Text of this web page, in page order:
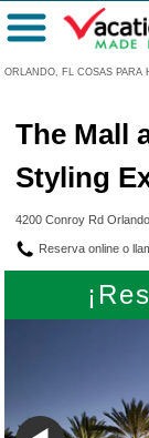
ORLANDO, FL COSAS PARA
Menú
The Mall
Styling
4200 Conroy Rd
Reserva online o